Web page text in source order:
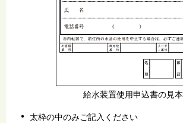
給水装置使用申込書の見本
太枠の中のみご記入ください